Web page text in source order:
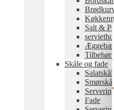
Salt &
Tilbehør
Skåle og fade
Salatskåle
Smørskåle
Fade